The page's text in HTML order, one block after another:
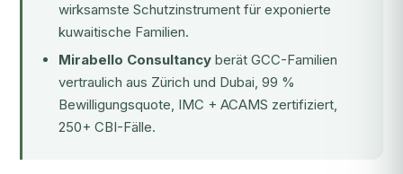
wirksamste Schutzinstrument für exponierte
kuwaitische Familien.
Mirabello Consultancy berät GCC-Familien
vertraulich aus Zürich und Dubai, 99 %
Bewilligungsquote, IMC + ACAMS zertifiziert,
250+ CBI-Fälle.